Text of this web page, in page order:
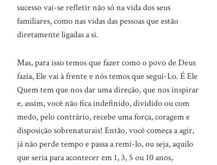
sucesso vai-se refletir não só na vida dos seus
familiares, como nas vidas das pessoas que estão
diretamente ligadas a si.
Mas, para isso temos que fazer como o povo de Deus
fazia, Ele vai à frente e nós temos que segui-Lo. É Ele
Quem tem que nos dar uma direção, que nos inspirar
e, assim, você não fica indefinido, dividido ou com
medo, pelo contrário, recebe uma força, coragem e
disposição sobrenaturais! Então, você começa a agir,
já não perde tempo e passa a remi-lo, ou seja, aquilo
que seria para acontecer em 1, 3, 5 ou 10 anos,